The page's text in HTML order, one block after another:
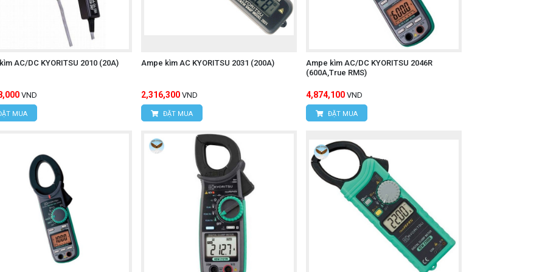
NGHỆ HÙNG NGUYÊN
Đỉnh, Q. Bắc Từ Liêm, TP. Hà Nội.
P. Mỹ Đình 1, Q.Nam Từ Liêm, TP. Hà Nội
MINH
Xã Tân Kiên, Huyện Bình Chánh, TP. Hồ Chí Minh.
AC/DC KYORITSU 2010 (20A)
VND
MUA
Ampe kìm AC KYORITSU 2031 (200A)
2,316,300 VND
ĐẶT MUA
Ampe kìm AC/DC KYORITSU 2046R
(600A,True RMS)
4,874,100 VND
ĐẶT MUA